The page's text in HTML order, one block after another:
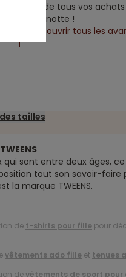
5% de tous vos
cagnotte !
Découvrir tous les
tailles
sont entre deux âges, ce
tout son savoir-
la marque TWEENS.
de t-shirts pour fille pour
vêtements ado fille et tenues
devêtements de sport pour